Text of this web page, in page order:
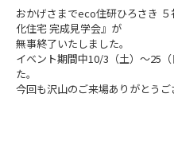
おかげさまでeco住研ひろさき
化住宅 完成見学会』が
無事終了いたしました。
イベント期間中10/3（土）～25
た。
今回も沢山のご来場ありがとうご